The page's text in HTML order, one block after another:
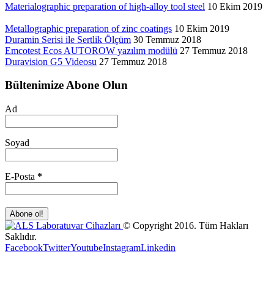
Materialographic preparation of high-alloy tool steel 10 Ekim 2019
Metallographic preparation of zinc coatings 10 Ekim 2019
Duramin Serisi ile Sertlik Ölçüm 30 Temmuz 2018
Emcotest Ecos AUTOROW yazılım modülü 27 Temmuz 2018
Duravision G5 Videosu 27 Temmuz 2018
Bültenimize Abone Olun
Ad
Soyad
E-Posta *
© Copyright 2016. Tüm Hakları
Saklıdır.
FacebookTwitterYoutubeInstagramLinkedin